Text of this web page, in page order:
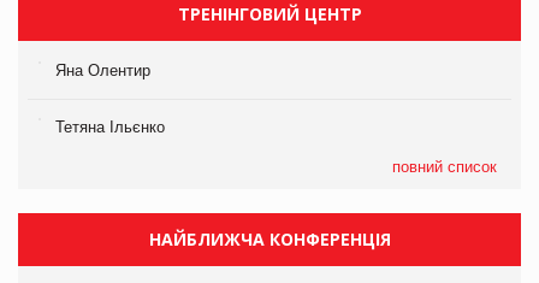
ТРЕНІНГОВИЙ ЦЕНТР
Яна Олентир
Тетяна Ільєнко
повний список
НАЙБЛИЖЧА КОНФЕРЕНЦІЯ